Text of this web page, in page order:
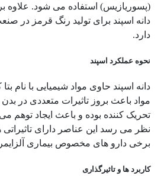
(پسوریازیس) استفاده می شود. علاوه
دانه اسپند برای تولید رنگ قرمز در
دارد.
نحوه عملکرد اسپند
دانه اسپند حاوی مواد شیمیایی با نام
مواد باعث بروز تاثیرات متعددی در
تحریک کننده بوده و باعث ایجاد توهم
نظر می رسد این عناصر دارای
برخی دارو های مخصوص بیماری
کاربرد ها و تاثیرگذاری